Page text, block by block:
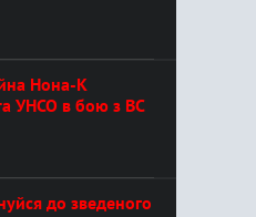
Нона-К
УНСО в бою з ВС
до зведеного